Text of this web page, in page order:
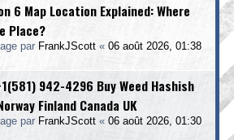
6 Map Location Explained: Where
Place?
par FrankJScott « 06 août 2026, 01:38
942-4296 Buy Weed Hashish
Finland Canada UK
par FrankJScott « 06 août 2026, 01:30